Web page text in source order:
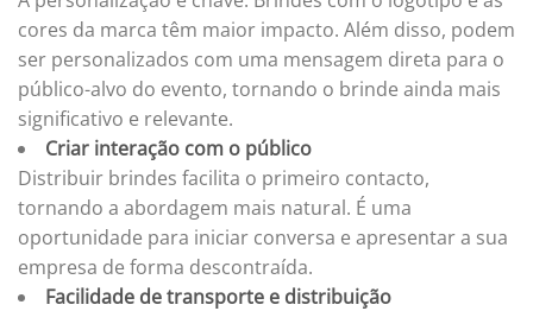
cores da marca têm maior impacto. Além disso, podem
ser personalizados com uma mensagem direta para o
público-alvo do evento, tornando o brinde ainda mais
significativo e relevante.
Criar interação com o público
Distribuir brindes facilita o primeiro contacto,
tornando a abordagem mais natural. É uma
oportunidade para iniciar conversa e apresentar a sua
empresa de forma descontraída.
Facilidade de transporte e distribuição